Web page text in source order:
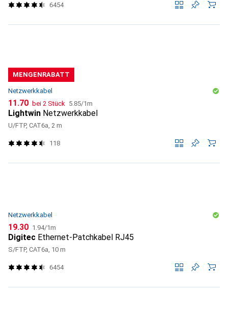
6454
MENGENRABATT
Netzwerkkabel
CHF
11.70 bei 2 Stück CHF
5.85/1m
Lightwin Netzwerkkabel
U/FTP, CAT6a, 2 m
118
Netzwerkkabel
CHF
19.30 CHF
1.94/1m
Digitec Ethernet-Patchkabel RJ45
S/FTP, CAT6a, 10 m
6454